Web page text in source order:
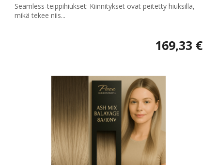
Seamless-teippihiukset: Kiinnitykset ovat peitetty hiuksilla,
mikä tekee niis...
169,33 €